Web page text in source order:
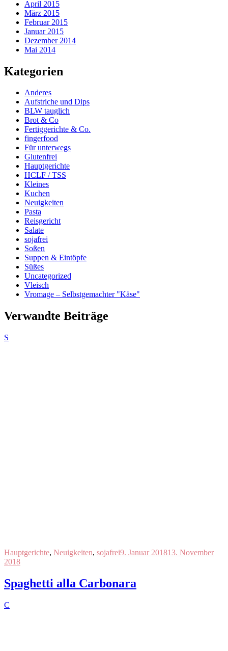
April 2015
März 2015
Februar 2015
Januar 2015
Dezember 2014
Mai 2014
Kategorien
Anderes
Aufstriche und Dips
BLW tauglich
Brot & Co
Fertiggerichte & Co.
fingerfood
Für unterwegs
Glutenfrei
Hauptgerichte
HCLF / TSS
Kleines
Kuchen
Neuigkeiten
Pasta
Reisgericht
Salate
sojafrei
Soßen
Suppen & Eintöpfe
Süßes
Uncategorized
Vleisch
Vromage – Selbstgemachter "Käse"
Verwandte Beiträge
S
Hauptgerichte, Neuigkeiten, sojafrei9. Januar 201813. November
2018
Spaghetti alla Carbonara
C